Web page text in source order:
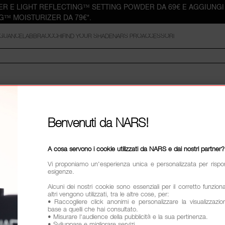
E LIGHT REFLECTING™ SETTING POWDER DA 69€ E AGGIUNGI
MOISTURIZER DA 79€*.
LABBRAOCCHI FIND YOUR SHADENARS PROACCESSORI
Benvenuti da NARS!
A cosa servono i cookie utilizzati da NARS e dai nostri partner?
Vi proponiamo un'esperienza unica e personalizzata per
esigenze.
Alcuni dei nostri cookie sono essenziali per il corretto
altri vengono utilizzati, tra le altre cose, per:
• Raccogliere click anonimi e personalizzare la
base a quelli che hai consultato.
• Misurare l'audience della pubblicità e la sua pertinenza.